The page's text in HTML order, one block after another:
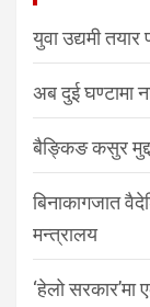
युवा उद्यमी
अब दुई घण्टामा
बैङ्किङ कसुर
बिनाकागजात
मन्त्रालय
‘हेलो